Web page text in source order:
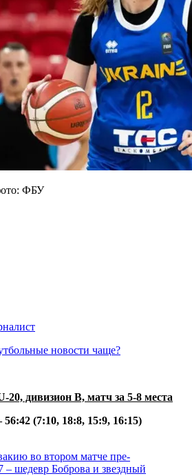
ФБУ
новости чаще?
20, дивизион B, матч за 5-8 места
(7:10, 18:8, 15:9, 16:15)
во втором матче пре-
шедевр Боброва и звездный